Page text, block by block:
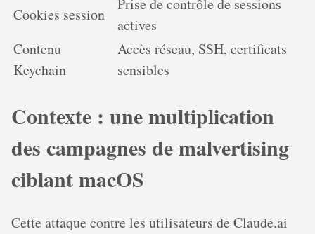
Cookies session
Prise de contrôle de sessions
actives
Contenu
Keychain
Accès réseau, SSH, certificats
sensibles
Contexte : une multiplication
des campagnes de malvertising
ciblant macOS
Cette attaque contre les utilisateurs de Claude.ai